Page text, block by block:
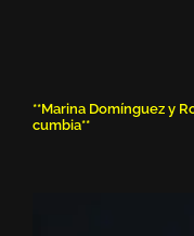
**Marina Domínguez y
cumbia**